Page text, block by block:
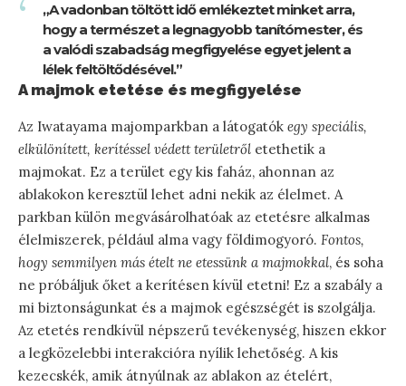
„A vadonban töltött idő emlékeztet minket arra,
hogy a természet a legnagyobb tanítómester, és
a valódi szabadság megfigyelése egyet jelent a
lélek feltöltődésével.”
A majmok etetése és megfigyelése
Az Iwatayama majomparkban a látogatók egy speciális,
elkülönített, kerítéssel védett területről etethetik a
majmokat. Ez a terület egy kis faház, ahonnan az
ablakokon keresztül lehet adni nekik az élelmet. A
parkban külön megvásárolhatóak az etetésre alkalmas
élelmiszerek, például alma vagy földimogyoró. Fontos,
hogy semmilyen más ételt ne etessünk a majmokkal, és soha
ne próbáljuk őket a kerítésen kívül etetni! Ez a szabály a
mi biztonságunkat és a majmok egészségét is szolgálja.
Az etetés rendkívül népszerű tevékenység, hiszen ekkor
a legközelebbi interakcióra nyílik lehetőség. A kis
kezecskék, amik átnyúlnak az ablakon az ételért,